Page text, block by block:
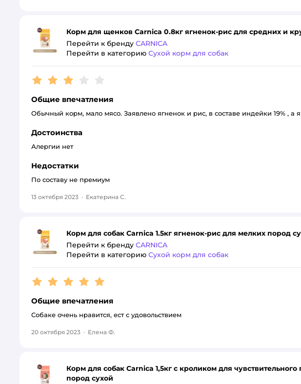
Корм для щенков Carnica 0.8кг ягненок-рис для средних и
Перейти к бренду CARNICA
Перейти в категорию Сухой корм для собак
Рейтинг:3
Общие впечатления
Обычный корм, мало мясо. Заявлено ягненок и рис, в составе индейки 19% , а
Достоинства
Алергии нет
Недостатки
По составу не премиум
13 октября 2023 · Екатерина С.
Корм для собак Carnica 1.5кг ягненок-рис для мелких пород
Перейти к бренду CARNICA
Перейти в категорию Сухой корм для собак
Рейтинг:5
Общие впечатления
Собаке очень нравится, ест с удовольствием
20 октября 2023 · Елена Ф.
Корм для собак Carnica 1,5кг с кроликом для
пород сухой